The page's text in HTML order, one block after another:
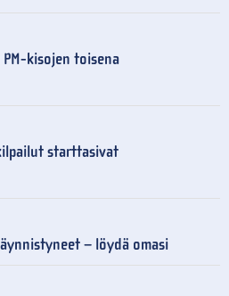
kisojen toisena
starttasivat
– löydä omasi